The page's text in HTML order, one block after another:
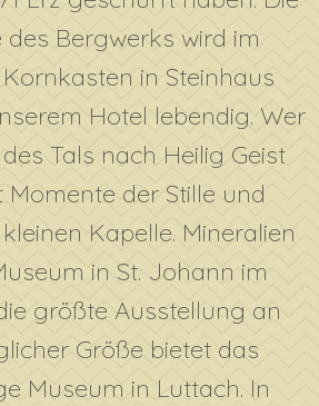
des Bergwerks wird im
in Steinhaus
Hotel lebendig. Wer
Tals nach Heilig Geist
der Stille und
Kapelle. Mineralien
in St. Johann im
größte Ausstellung an
Größe bietet das
Museum in Luttach. In